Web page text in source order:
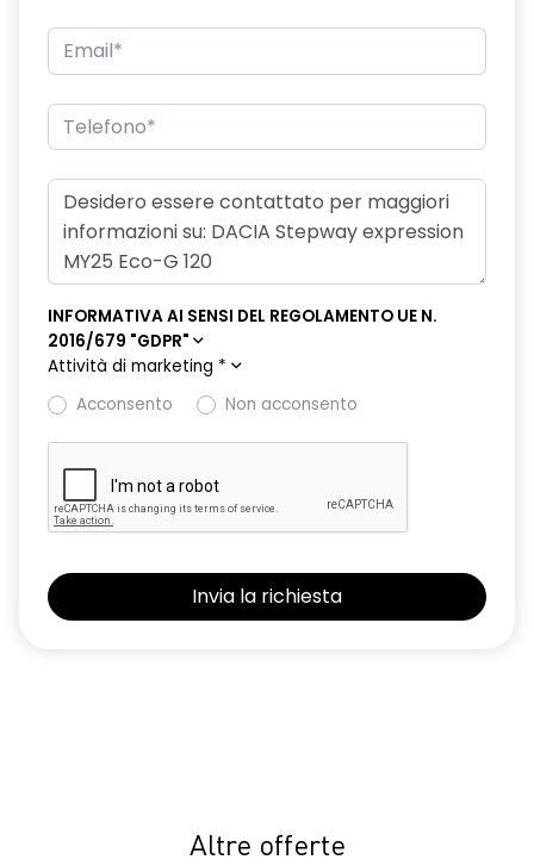
INFORMATIVA AI SENSI DEL REGOLAMENTO UE N.
2016/679 "GDPR"
Attività di marketing *
Acconsento
Non acconsento
Altre offerte